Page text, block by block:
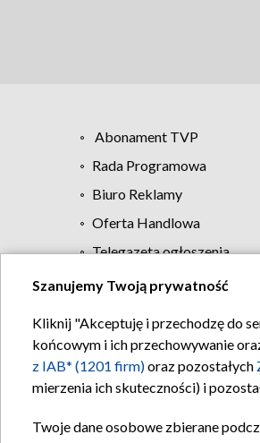
Abonament TVP
Rada Programowa
Biuro Reklamy
Oferta Handlowa
Telegazeta ogłoszenia
Szanujemy Twoją prywatność
Kliknij "Akceptuję i przechodzę do
końcowym i ich przechowywanie
z IAB* (1201 firm)oraz pozostałych
mierzenia ich skuteczności) i
Twoje dane osobowe zbierane